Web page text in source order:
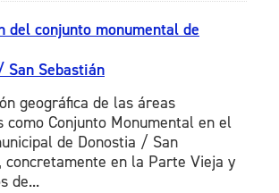
del conjunto monumental de
San Sebastián
geográfica de las áreas
como Conjunto Monumental en el
de Donostia / San
concretamente en la Parte Vieja y
de...